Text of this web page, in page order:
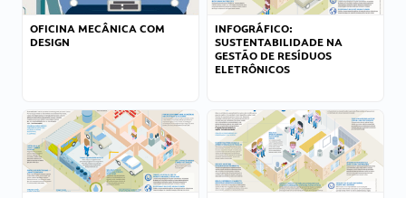
OFICINA MECÂNICA COM
DESIGN
INFOGRÁFICO:
SUSTENTABILIDADE NA
GESTÃO DE RESÍDUOS
ELETRÔNICOS